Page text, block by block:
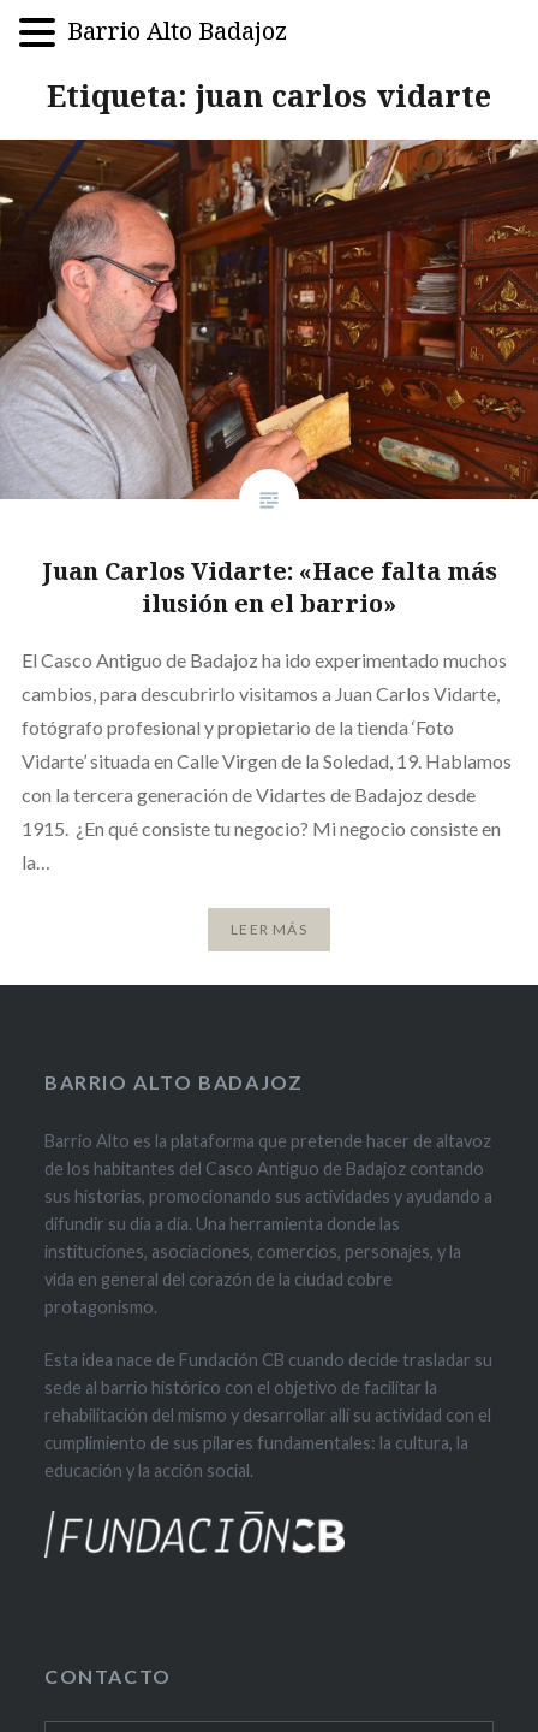
Etiqueta: juan carlos vidarte
Juan Carlos Vidarte: «Hace falta más
ilusión en el barrio»
El Casco Antiguo de Badajoz ha ido experimentado muchos
cambios, para descubrirlo visitamos a Juan Carlos Vidarte,
fotógrafo profesional y propietario de la tienda ‘Foto
Vidarte’ situada en Calle Virgen de la Soledad, 19. Hablamos
con la tercera generación de Vidartes de Badajoz desde
1915. ¿En qué consiste tu negocio? Mi negocio consiste en
la…
LEER MÁS
BARRIO ALTO BADAJOZ
Barrio Alto es la plataforma que pretende hacer de altavoz
de los habitantes del Casco Antiguo de Badajoz contando
sus historias, promocionando sus actividades y ayudando a
difundir su día a día. Una herramienta donde las
instituciones, asociaciones, comercios, personajes, y la
vida en general del corazón de la ciudad cobre
protagonismo.
Esta idea nace de Fundación CB cuando decide trasladar su
sede al barrio histórico con el objetivo de facilitar la
rehabilitación del mismo y desarrollar allí su actividad con el
cumplimiento de sus pilares fundamentales: la cultura, la
educación y la acción social.
CONTACTO
Barrio Alto Badajoz